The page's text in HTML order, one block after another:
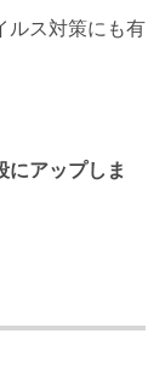
ルス対策にも有
にアップしま